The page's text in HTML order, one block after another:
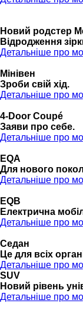
Новий родстер
Відродження
Детальніше про
Мінівен
Зроби свій хід.
Детальніше про
4-Door Coupé
Заяви про себе.
Детальніше про
EQA
Для нового
Детальніше про
EQB
Електрична
Детальніше про
Седан
Це для всіх
Детальніше про
SUV
Новий рівень
Детальніше про